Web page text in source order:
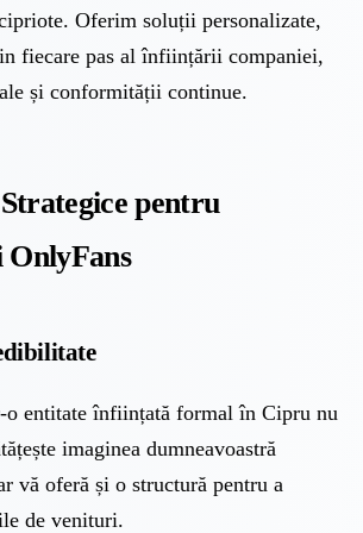
Oferim soluții personalizate,
fiecare pas al înființării companiei,
și conformității continue.
pentru
OnlyFans
o entitate înființată formal în Cipru nu
imaginea dumneavoastră
vă oferă și o structură pentru a
de venituri.